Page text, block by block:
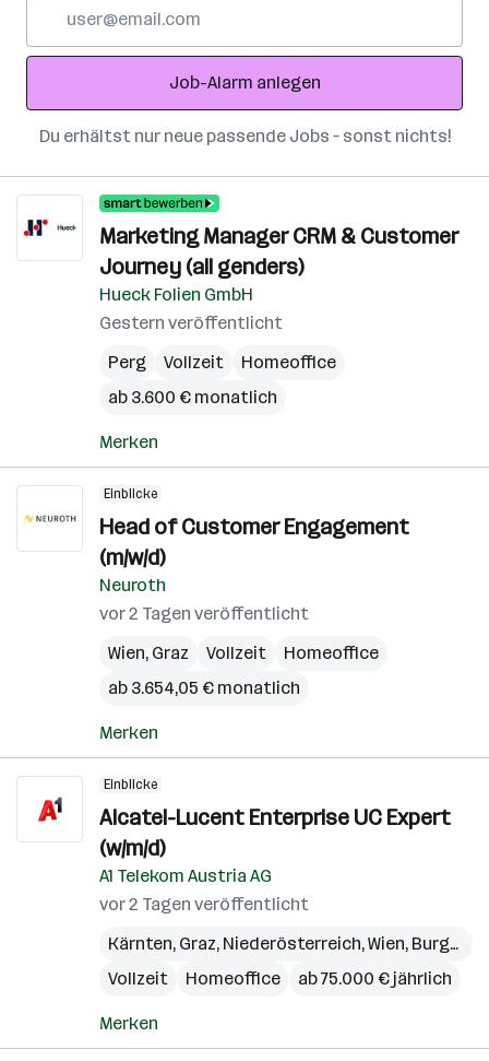
Adresse
Job-Alarm anlegen
Du erhältst nur neue passende Jobs – sonst nichts!
Marketing Manager CRM & Customer
Journey (all genders)
Hueck Folien GmbH
Gestern veröffentlicht
Perg
Vollzeit
Homeoffice
ab 3.600 € monatlich
Merken
Einblicke
Head of Customer Engagement
(m/w/d)
Neuroth
vor 2 Tagen veröffentlicht
Wien, Graz Vollzeit
Homeoffice
ab 3.654,05 € monatlich
Merken
Einblicke
Alcatel-Lucent Enterprise UC Expert
(w/m/d)
A1 Telekom Austria AG
vor 2 Tagen veröffentlicht
Kärnten, Graz, Niederösterreich,Wien, Burgenland
Vollzeit
Homeoffice ab 75.000 € jährlich
Merken